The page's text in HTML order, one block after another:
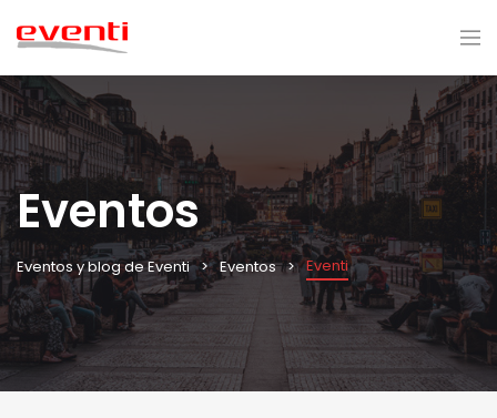
Eventos
Eventos y blog de Eventi Eventos Eventi